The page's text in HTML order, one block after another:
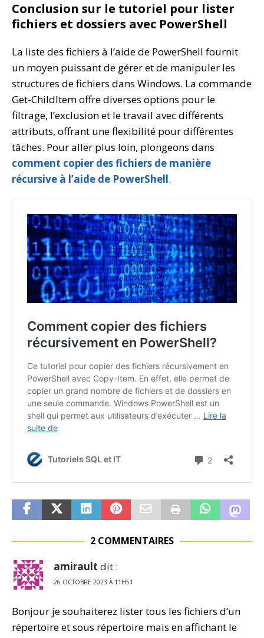
Conclusion sur le tutoriel pour lister
fichiers et dossiers avec PowerShell
La liste des fichiers à l’aide de PowerShell fournit
un moyen puissant de gérer et de manipuler les
structures de fichiers dans Windows. La commande
Get-ChildItem offre diverses options pour le
filtrage, l’exclusion et le travail avec différents
attributs, offrant une flexibilité pour différentes
tâches. Pour aller plus loin, plongeons dans
comment copier des fichiers de manière
récursive à l’aide de PowerShell.
2 COMMENTAIRES
amirault dit :
26 OCTOBRE 2023 À 11H51
Bonjour je souhaiterez lister tous les fichiers d’un
répertoire et sous répertoire mais en affichant le